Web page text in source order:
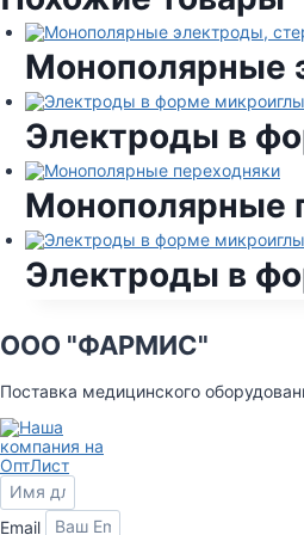
Монополярные
Электроды в
Монополярные
Электроды в
ООО "ФАРМИС"
Поставка медицинского
Email